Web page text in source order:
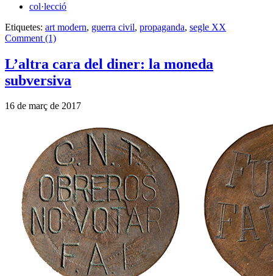
col·lecció
Etiquetes: art modern, guerra civil, propaganda, segle XX
Comment (1)
L’altra cara del diner: la moneda
subversiva
16 de març de 2017